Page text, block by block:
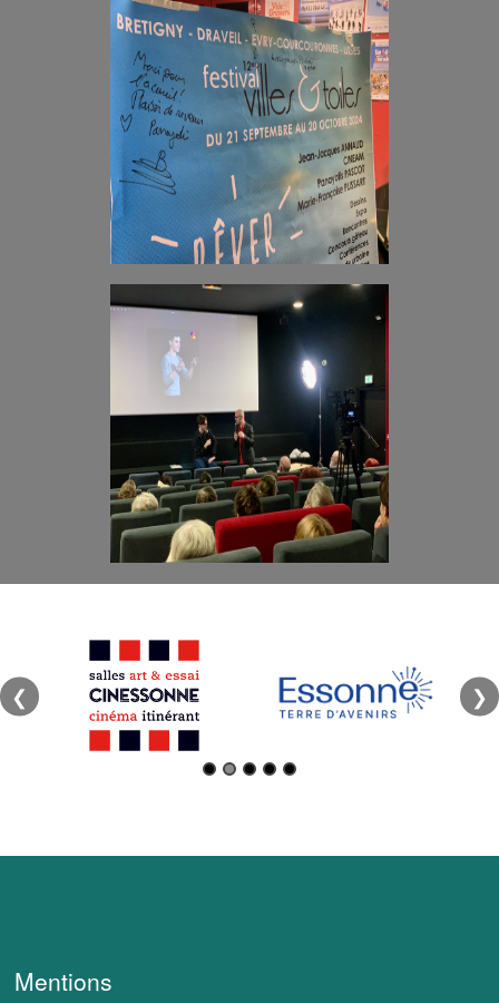
❮ ❯
Mentions